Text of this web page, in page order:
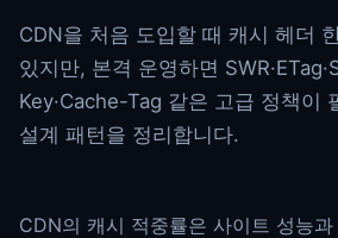
CDN을 처음 도입할 때 캐시 헤더
있지만, 본격 운영하면
Key·Cache-Tag 같은 고급 정책이
설계 패턴을 정리합니다.
CDN의 캐시 적중률은 사이트 성능